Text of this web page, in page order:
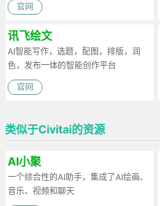
官网
讯飞绘文
AI智能写作，选题，配图，排版，润
色，发布一体的智能创作平台
官网
类似于Civitai的资源
AI小聚
一个综合性的AI助手，集成了AI绘画、
音乐、视频和聊天